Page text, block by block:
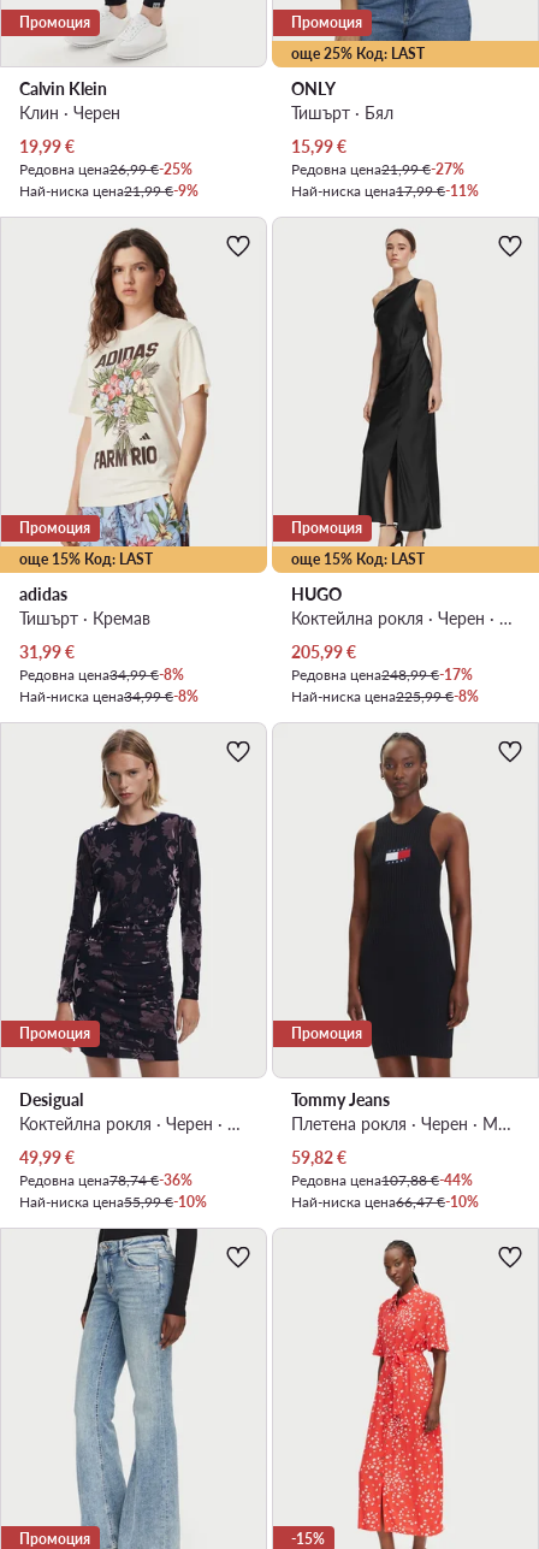
Промоция
Calvin Klein
Клин · Черен
Актуална цена
19,99€
Редовна цена26,99 €-25%
Най-ниска цена21,99 €-9%
още 25% Код: LAST
Промоция
ONLY
Тишърт · Бял
Актуална цена
15,99€
Редовна цена21,99 €-27%
Най-ниска цена17,99 €-11%
още 15% Код: LAST
Промоция
adidas
Тишърт · Кремав
Актуална цена
31,99€
Редовна цена34,99 €-8%
Най-ниска цена34,99 €-8%
още 15% Код: LAST
Промоция
HUGO
Коктейлна рокля · Черен · Миди
Актуална цена
205,99€
Редовна цена248,99 €-17%
Най-ниска цена225,99 €-8%
Промоция
Desigual
Коктейлна рокля · Черен · Мини
Актуална цена
49,99€
Редовна цена78,74 €-36%
Най-ниска цена55,99 €-10%
Промоция
Tommy Jeans
Плетена рокля · Черен · Мини
Актуална цена
59,82€
Редовна цена107,88 €-44%
Най-ниска цена66,47 €-10%
Промоция -15%